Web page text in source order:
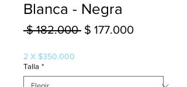
Blanca - Negra
$ 182.000 Precio
$ 177.000Precio
2 X $350.000
Talla *